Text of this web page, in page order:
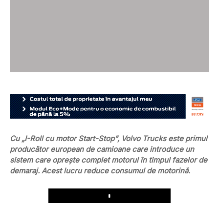
Cu „I-Roll cu motor Start-Stop”, Volvo Trucks este primul
producător european de camioane care introduce un
sistem care oprește complet motorul în timpul fazelor de
demaraj. Acest lucru reduce consumul de motorină.
Play